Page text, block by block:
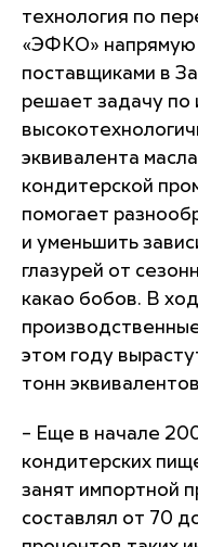
технология по
«ЭФКО» напрямую
поставщиками в
решает задачу
эквивалента
кондитерской
помогает
и уменьшить
глазурей от
какао бобов. В
этом году
тонн
– Еще в начале
кондитерских
занят импортной
составлял от 70